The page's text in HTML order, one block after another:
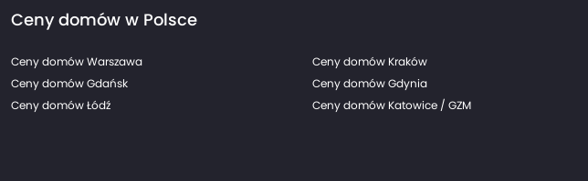
Ceny domów w Polsce
Ceny domów Warszawa Ceny domów Kraków
Ceny domów Gdańsk
Ceny domów Gdynia
Ceny domów Łódź
Ceny domów Katowice / GZM